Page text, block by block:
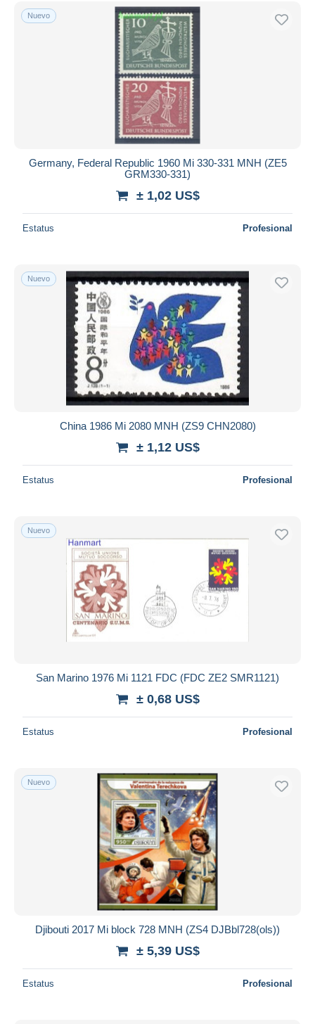
Sólo con descuento
Envío gratis
Transferencia bancaria
Mastercard
Bancontact
iDeal
Residencia del vendedor
Aplicar
Nuevo
Germany, Federal Republic 1960 Mi 330-331 MNH (ZE5
GRM330-331)
± 1,02 US$
Estatus Profesional
Nuevo
China 1986 Mi 2080 MNH (ZS9 CHN2080)
± 1,12 US$
Estatus Profesional
Nuevo
San Marino 1976 Mi 1121 FDC (FDC ZE2 SMR1121)
± 0,68 US$
Estatus Profesional
Nuevo
Djibouti 2017 Mi block 728 MNH (ZS4 DJBbl728(ols))
± 5,39 US$
Estatus Profesional